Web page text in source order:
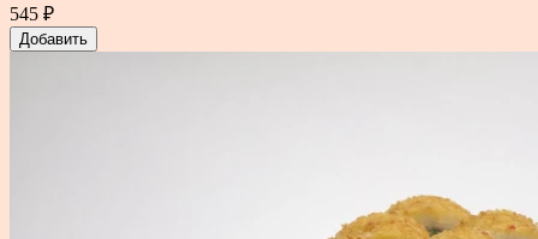
545 ₽
Добавить